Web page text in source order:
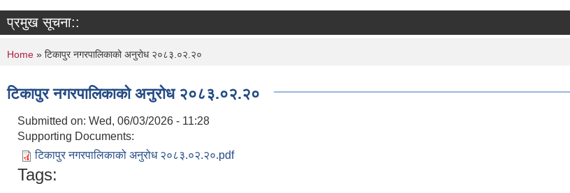
प्रमुख सूचना::
You are here
Home » टिकापुर नगरपालिकाको अनुरोध २०८३.०२.२०
टिकापुर नगरपालिकाको अनुरोध २०८३.०२.२०
Submitted on: Wed, 06/03/2026 - 11:28
Supporting Documents:
टिकापुर नगरपालिकाको अनुरोध २०८३.०२.२०.pdf
Tags: